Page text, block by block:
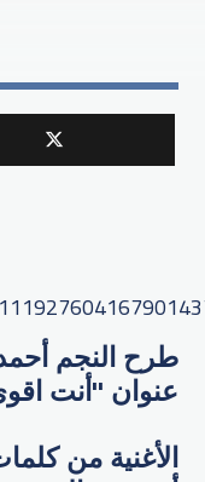
طرح النجم
عنوان "​أنت
الأغنية من